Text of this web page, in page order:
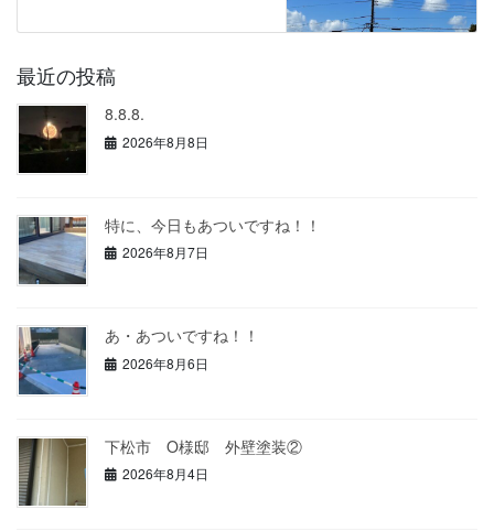
最近の投稿
8.8.8.
2026年8月8日
特に、今日もあついですね！！
2026年8月7日
あ・あついですね！！
2026年8月6日
下松市 O様邸 外壁塗装②
2026年8月4日